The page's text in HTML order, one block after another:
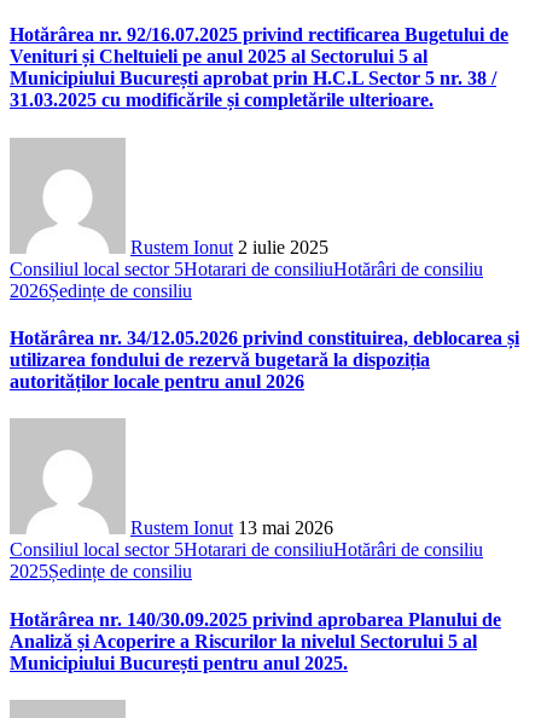
Hotărârea nr. 92/16.07.2025 privind rectificarea Bugetului de
Venituri și Cheltuieli pe anul 2025 al Sectorului 5 al
Municipiului București aprobat prin H.C.L Sector 5 nr. 38 /
31.03.2025 cu modificările și completările ulterioare.
Rustem Ionut 2 iulie 2025
Consiliul local sector 5Hotarari de consiliuHotărâri de consiliu
2026Ședințe de consiliu
Hotărârea nr. 34/12.05.2026 privind constituirea, deblocarea și
utilizarea fondului de rezervă bugetară la dispoziția
autorităților locale pentru anul 2026
Rustem Ionut 13 mai 2026
Consiliul local sector 5Hotarari de consiliuHotărâri de consiliu
2025Ședințe de consiliu
Hotărârea nr. 140/30.09.2025 privind aprobarea Planului de
Analiză și Acoperire a Riscurilor la nivelul Sectorului 5 al
Municipiului București pentru anul 2025.